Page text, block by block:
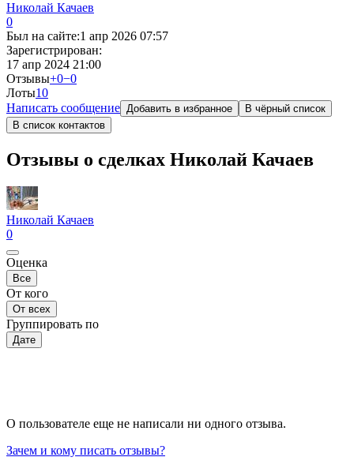
Николай Качаев
0
Был на сайте:1 апр 2026 07:57
Зарегистрирован:
17 апр 2024 21:00
Отзывы+0−0
Лоты10
Написать сообщение Добавить в избранное
В чёрный список
В список контактов
Отзывы о сделках Николай Качаев
Николай Качаев
0
Оценка
Все
От кого
От всех
Группировать по
Дате
О пользователе еще не написали ни одного отзыва.
Зачем и кому писать отзывы?